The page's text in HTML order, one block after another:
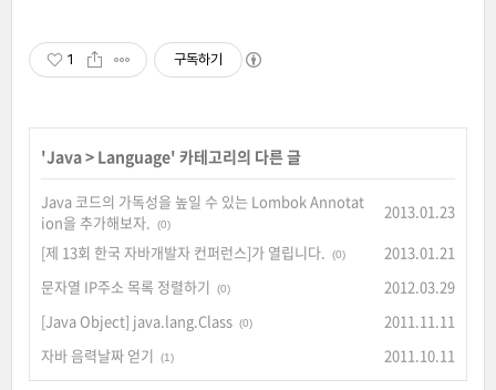
1 구독하기
'Java> Language' 카테고리의 다른 글
Java 코드의 가독성을 높일 수 있는 Lombok Annotat
ion을 추가해보자.
(0)
2013.01.23
[제 13회 한국 자바개발자 컨퍼런스]가 열립니다.
(0)
2013.01.21
문자열 IP주소 목록 정렬하기
(0)
2012.03.29
[Java Object] java.lang.Class (0)
2011.11.11
자바 음력날짜 얻기
(1) 2011.10.11